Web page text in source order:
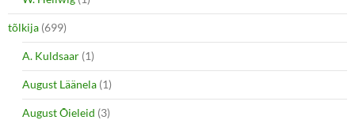
tõlkija (699)
A. Kuldsaar (1)
August Läänela (1)
August Õieleid (3)